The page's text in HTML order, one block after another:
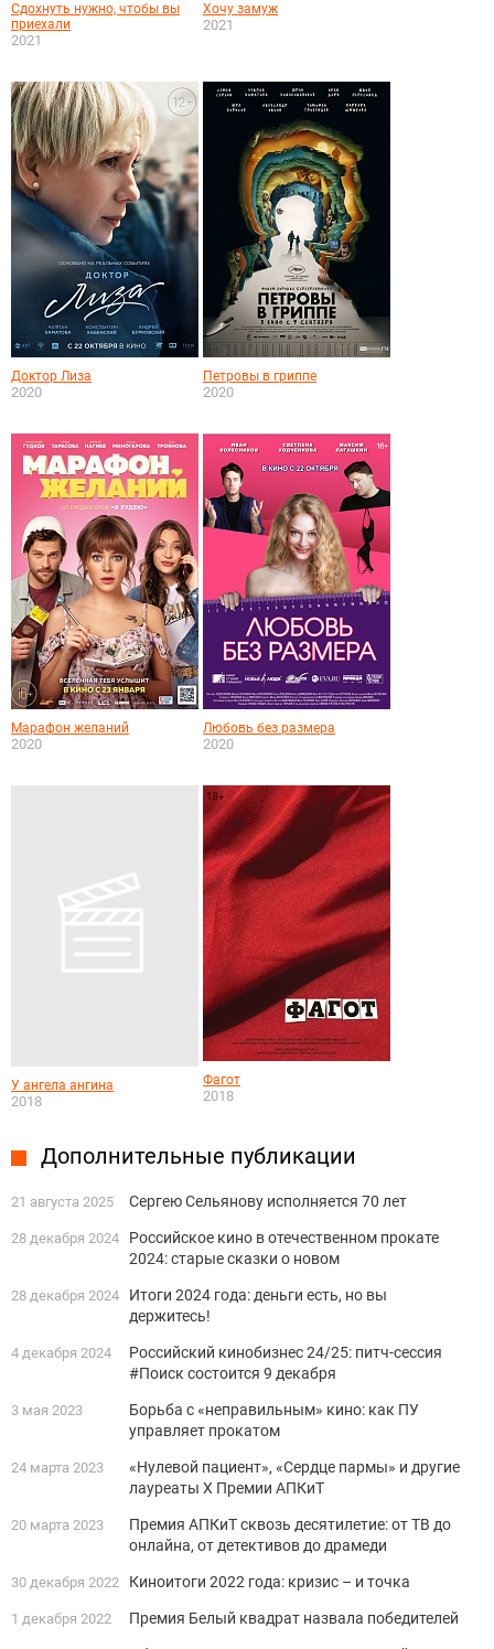
Сдохнуть нужно, чтобы вы
приехали
2021
Хочу замуж
2021
Доктор Лиза
2020
Петровы в гриппе
2020
Марафон желаний
2020
Любовь без размера
2020
У ангела ангина
2018
Фагот
2018
Дополнительные публикации
21 августа 2025 Сергею Сельянову исполняется 70 лет
28 декабря 2024
Российское кино в отечественном прокате
2024: старые сказки о новом
28 декабря 2024
Итоги 2024 года: деньги есть, но вы
держитесь!
4 декабря 2024
Российский кинобизнес 24/25: питч-сессия
#Поиск состоится 9 декабря
3 мая 2023
Борьба с «неправильным» кино: как ПУ
управляет прокатом
24 марта 2023
«Нулевой пациент», «Сердце пармы» и другие
лауреаты X Премии АПКиТ
20 марта 2023
Премия АПКиТ сквозь десятилетие: от ТВ до
онлайна, от детективов до драмеди
30 декабря 2022 Киноитоги 2022 года: кризис – и точка
1 декабря 2022 Премия Белый квадрат назвала победителей